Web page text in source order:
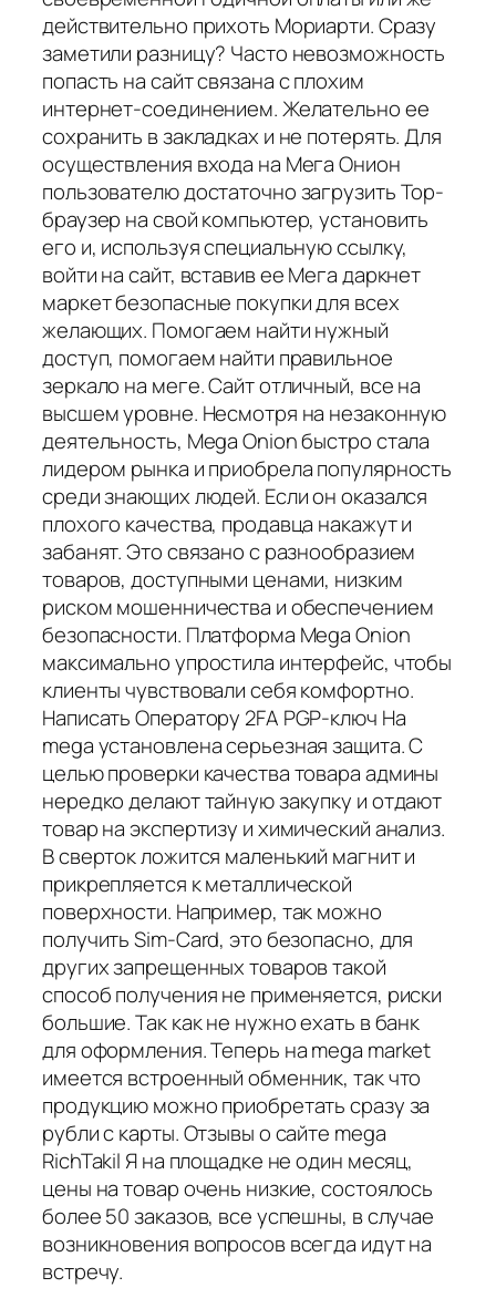
действительно прихоть Мориарти. Сразу
заметили разницу? Часто невозможность
попасть на сайт связана с плохим
интернет-соединением. Желательно ее
сохранить в закладках и не потерять. Для
осуществления входа на Мега Онион
пользователю достаточно загрузить Тор-
браузер на свой компьютер, установить
его и, используя специальную ссылку,
войти на сайт, вставив ее Мега даркнет
маркет безопасные покупки для всех
желающих. Помогаем найти нужный
доступ, помогаем найти правильное
зеркало на меге. Сайт отличный, все на
высшем уровне. Несмотря на незаконную
деятельность, Mega Onion быстро стала
лидером рынка и приобрела популярность
среди знающих людей. Если он оказался
плохого качества, продавца накажут и
забанят. Это связано с разнообразием
товаров, доступными ценами, низким
риском мошенничества и обеспечением
безопасности. Платформа Mega Onion
максимально упростила интерфейс, чтобы
клиенты чувствовали себя комфортно.
Написать Оператору 2FA PGP-ключ На
mega установлена серьезная защита. С
целью проверки качества товара админы
нередко делают тайную закупку и отдают
товар на экспертизу и химический анализ.
В сверток ложится маленький магнит и
прикрепляется к металлической
поверхности. Например, так можно
получить Sim-Card, это безопасно, для
других запрещенных товаров такой
способ получения не применяется, риски
большие. Так как не нужно ехать в банк
для оформления. Теперь на mega market
имеется встроенный обменник, так что
продукцию можно приобретать сразу за
рубли с карты. Отзывы о сайте mega
RichTakil Я на площадке не один месяц,
цены на товар очень низкие, состоялось
более 50 заказов, все успешны, в случае
возникновения вопросов всегда идут на
встречу.